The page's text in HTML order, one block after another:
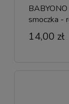
smoczka -
14,00 zł